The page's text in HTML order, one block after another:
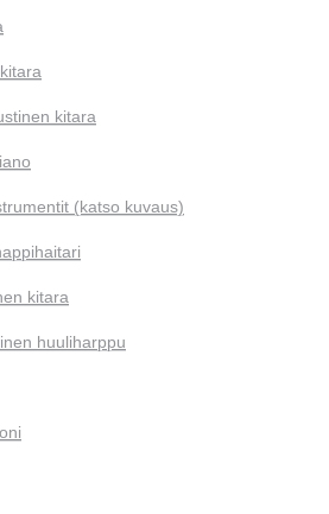
kitara
(katso kuvaus)
kitara
huuliharppu